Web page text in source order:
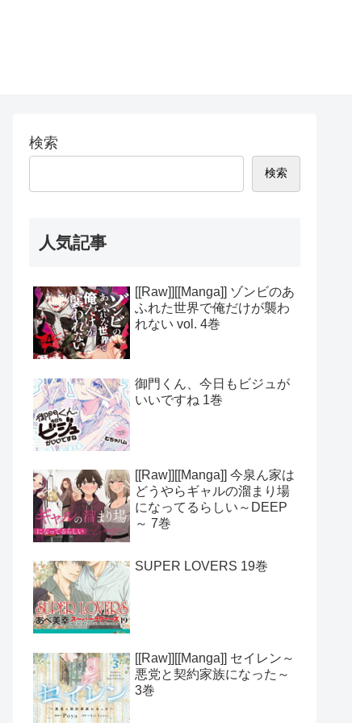
検索
検索
人気記事
[[Raw]][[Manga]] ゾンビのあ
ふれた世界で俺だけが襲わ
れない vol. 4巻
御門くん、今日もビジュが
いいですね 1巻
[[Raw]][[Manga]] 今泉ん家は
どうやらギャルの溜まり場
になってるらしい～DEEP
～ 7巻
SUPER LOVERS 19巻
[[Raw]][[Manga]] セイレン～
悪党と契約家族になった～
3巻